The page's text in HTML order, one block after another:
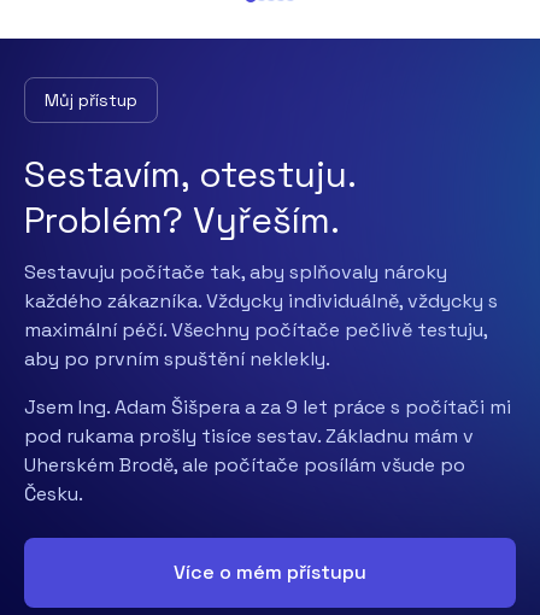
5
Můj přístup
Sestavím, otestuju.
Problém? Vyřeším.
Sestavuju počítače tak, aby splňovaly nároky
každého zákazníka. Vždycky individuálně, vždycky s
maximální péčí. Všechny počítače pečlivě testuju,
aby po prvním spuštění neklekly.
Jsem Ing. Adam Šišpera a za 9 let práce s počítači mi
pod rukama prošly tisíce sestav. Základnu mám v
Uherském Brodě, ale počítače posílám všude po
Česku.
Více o mém přístupu